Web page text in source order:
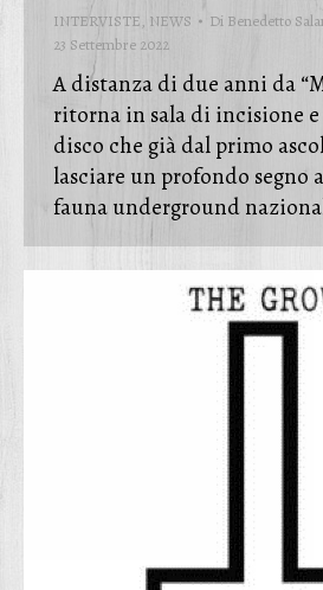
INTERVISTE, NEWS Di Benedetto
23 Settembre 2022
A distanza di due anni da
ritorna in sala di incisione
disco che già dal primo
lasciare un profondo segno
fauna underground